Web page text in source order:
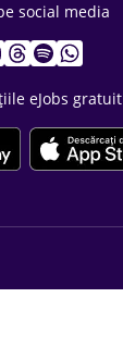
social media
eJobs gratuit